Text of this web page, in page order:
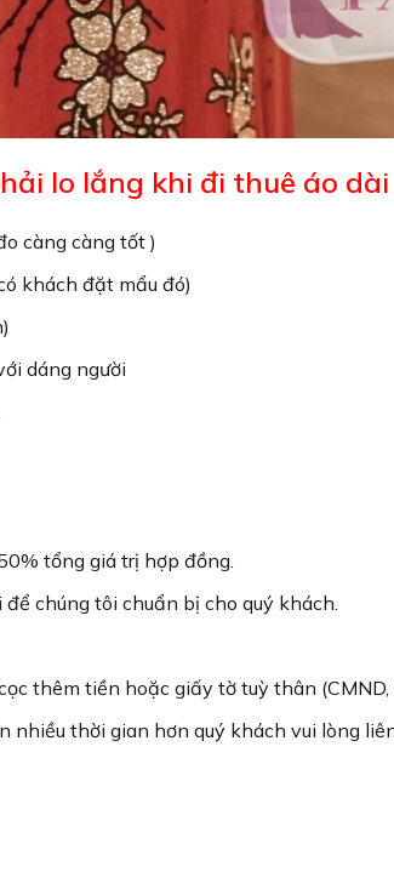
lo lắng khi đi thuê áo dài
càng càng tốt )
khách đặt mẩu đó)
dáng người
tổng giá trị hợp đồng.
chúng tôi chuẩn bị cho quý khách.
thêm tiền hoặc giấy tờ tuỳ thân
thời gian hơn quý khách vui lòng